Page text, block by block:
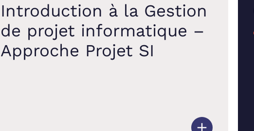
Introduction à la Gestion
de projet informatique –
Approche Projet SI